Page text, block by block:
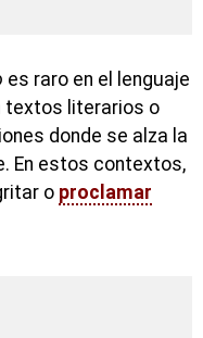
es raro en el lenguaje
textos literarios o
donde se alza la
En estos contextos,
o proclamar